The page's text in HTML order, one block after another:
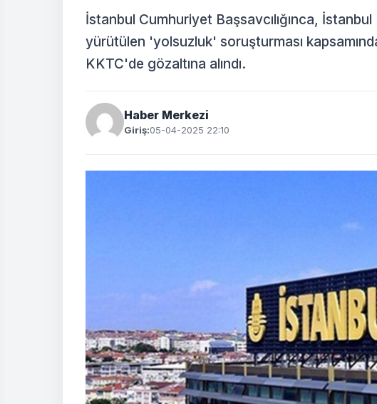
İstanbul Cumhuriyet Başsavcılığınca,
yürütülen 'yolsuzluk' soruşturması
KKTC'de gözaltına alındı.
Haber Merkezi
Giriş:05-04-2025 22:10